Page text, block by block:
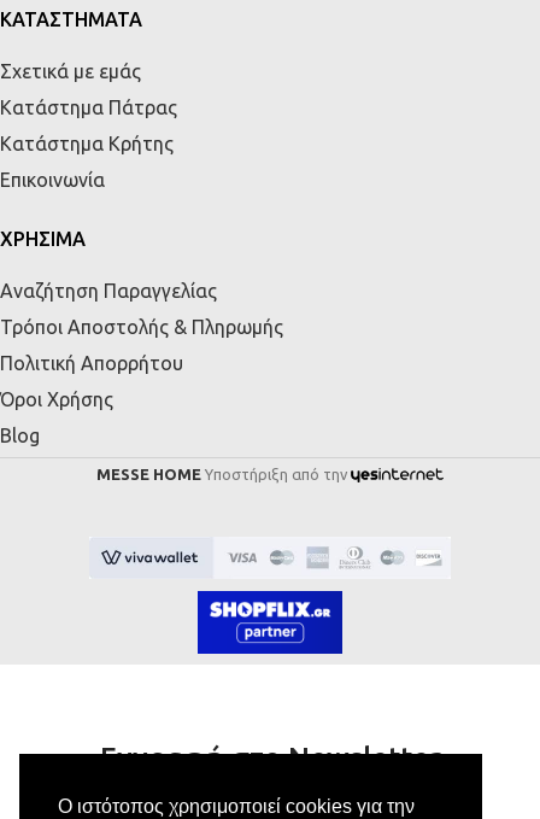
Ο ιστότοπος χρησιμοποιεί cookies για την
ΚΑΤΑΣΤΗΜΑΤΑ
Σχετικά με εμάς
Κατάστημα Πάτρας
Κατάστημα Κρήτης
Επικοινωνία
ΧΡΗΣΙΜΑ
Αναζήτηση Παραγγελίας
Τρόποι Αποστολής & Πληρωμής
Πολιτική Απορρήτου
Όροι Χρήσης
Blog
MESSE HOME Υποστήριξη από την
Εγγραφή στο Newsletter